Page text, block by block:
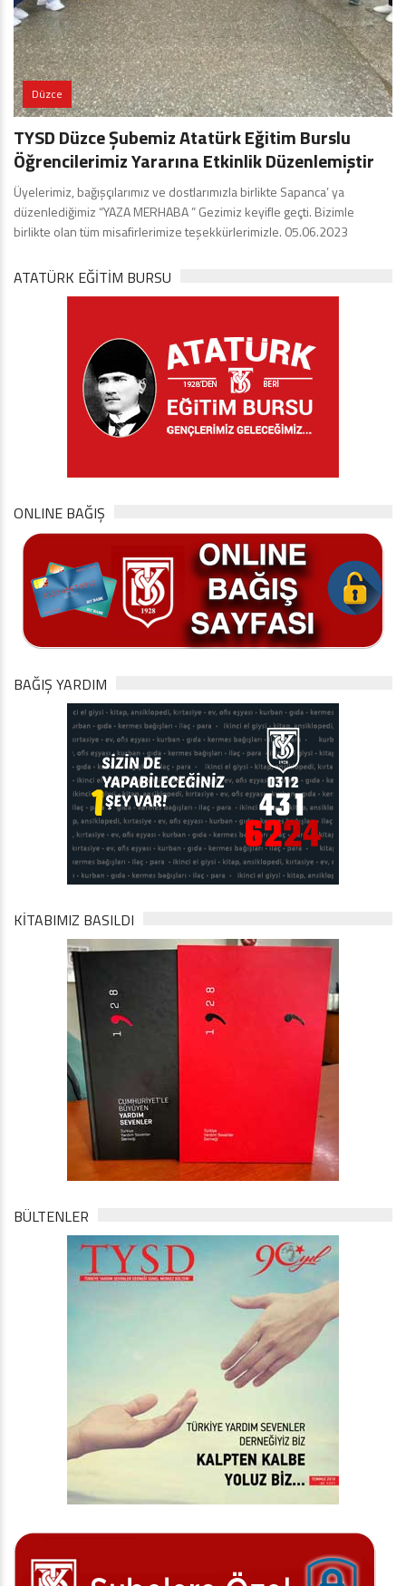
Düzce
TYSD Düzce Şubemiz Atatürk Eğitim Burslu
Öğrencilerimiz Yararına Etkinlik Düzenlemiştir
Üyelerimiz, bağışçılarımız ve dostlarımızla birlikte Sapanca’ ya
düzenlediğimiz “YAZA MERHABA ” Gezimiz keyifle geçti. Bizimle
birlikte olan tüm misafirlerimize teşekkürlerimizle. 05.06.2023
ATATÜRK EĞITIM BURSU
ONLINE BAĞIŞ
BAĞIŞ YARDIM
KİTABIMIZ BASILDI
BÜLTENLER